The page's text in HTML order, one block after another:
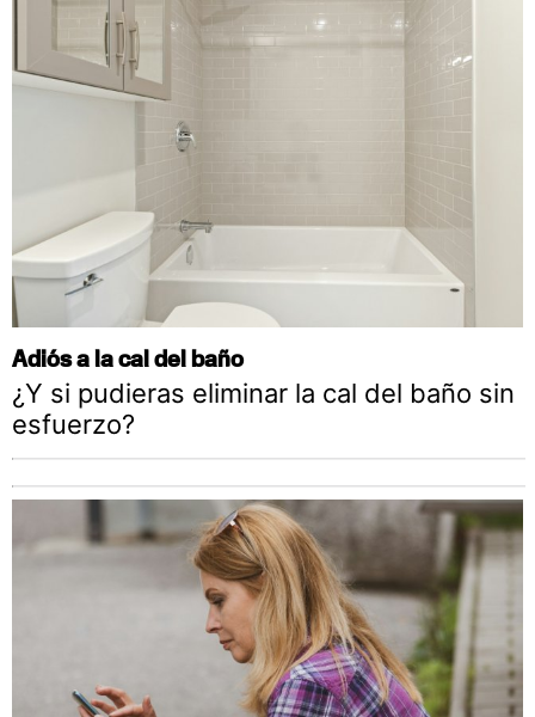
Adiós a la cal del baño
¿Y si pudieras eliminar la cal del baño sin
esfuerzo?